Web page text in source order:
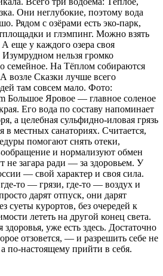
Они неглубокие, поэтому вода
Рядом с озёрами есть эко-парк,
и глэмпинг. Можно взять
еще у каждого озера своя
нельзя громко
семейное. На Тёплом собираются
возле Сказки лучше всего
там совсем мало. Фото:
Большое Яровое — главное соленое
Его вода по составу напоминает
а целебная сульфидно-иловая грязь
в местных санаториях. Считается,
помогают снять отеки,
и нормализуют обмен
не загара ради — за здоровьем. У
— свой характер и своя сила.
то — грязи, где-то — воздух и
дарят отпуск, они дарят
суеты курортов, без очередей к
лететь на другой конец света.
уже есть здесь. Достаточно
отзовется, — и разрешить себе не
по-настоящему прийти в себя.